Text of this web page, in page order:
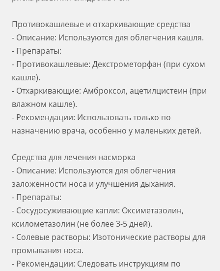
Противокашлевые и отхаркивающие средства
- Описание: Используются для облегчения кашля.
- Препараты:
- Противокашлевые: Декстрометорфан (при сухом
кашле).
- Отхаркивающие: Амброксол, ацетилцистеин (при
влажном кашле).
- Рекомендации: Использовать только по
назначению врача, особенно у маленьких детей.
Средства для лечения насморка
- Описание: Используются для облегчения
заложенности носа и улучшения дыхания.
- Препараты:
- Сосудосуживающие капли: Оксиметазолин,
ксилометазолин (не более 3-5 дней).
- Солевые растворы: Изотонические растворы для
промывания носа.
- Рекомендации: Следовать инструкциям по